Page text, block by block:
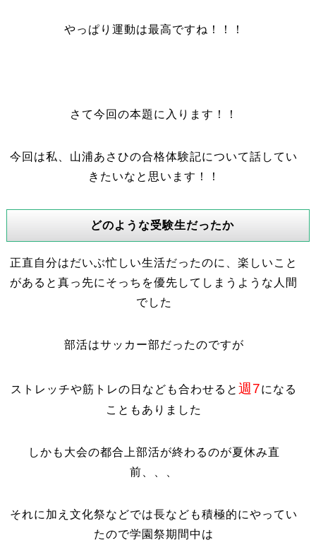
やっぱり運動は最高ですね！！！
さて今回の本題に入ります！！
今回は私、山浦あさひの合格体験記について話してい
きたいなと思います！！
どのような受験生だったか
正直自分はだいぶ忙しい生活だったのに、楽しいこと
があると真っ先にそっちを優先してしまうような人間
でした
部活はサッカー部だったのですが
ストレッチや筋トレの日なども合わせると週7になる
こともありました
しかも大会の都合上部活が終わるのが夏休み直
前、、、
それに加え文化祭などでは長なども積極的にやってい
たので学園祭期間中は